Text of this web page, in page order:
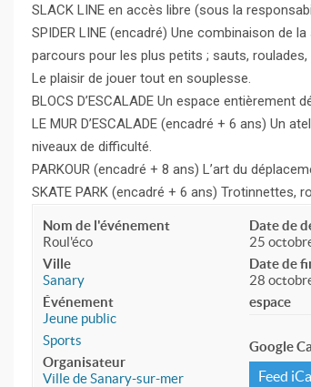
SLACK LINE en accès libre (sous la
SPIDER LINE (encadré) Une combinaison de
parcours pour les plus petits ; sauts, roulades,
Le plaisir de jouer tout en souplesse.
BLOCS D’ESCALADE Un espace
LE MUR D’ESCALADE (encadré + 6 ans) Un
niveaux de difficulté.
PARKOUR (encadré + 8 ans) L’art du
SKATE PARK (encadré + 6 ans) Trotinnettes,
Nom de l'événement
Roul'éco
Ville
Sanary
Événement
Jeune public
Sports
Organisateur
Ville de Sanary-sur-mer
Date de
25
Date de
28
espace
Google
Feed